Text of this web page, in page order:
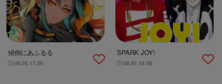
傾倒にあふるる
08.05 17:59
SPARK JOY!
08.05 14:59